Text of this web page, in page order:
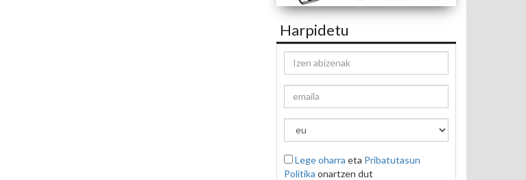
Harpidetu
Lege oharra eta Pribatutasun
Politika onartzen dut